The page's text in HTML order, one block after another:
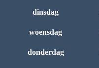
dinsdag
woensdag
donderdag